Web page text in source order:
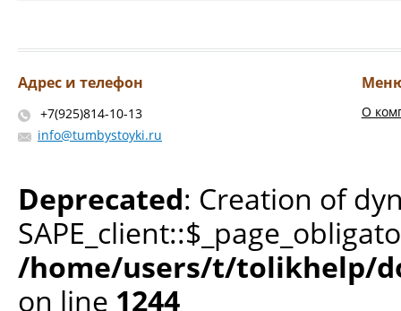
Адрес и телефон
+7(925)814-10-13
info@tumbystoyki.ru
О
Deprecated: Creation of
/home/users/t/tolikhelp/
on line 1244